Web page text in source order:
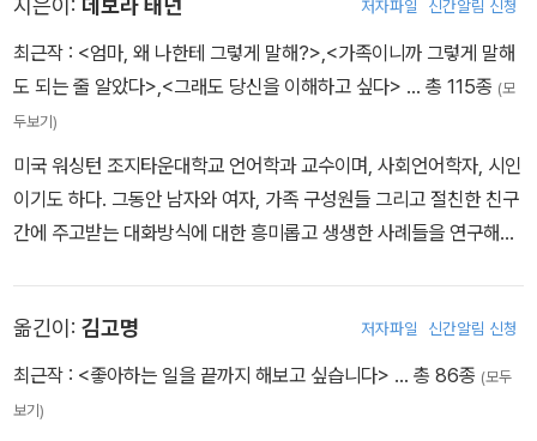
것도 마치 돋보기를 댄 것처럼 세세하게 말이다. 가족은 우리의 잘못
을 수도 없이 목격할 뿐만 아니라 그것을 지적할 자격이 있다고 생각
한다.
“싫은 소리 안 했어”라고 대꾸했을 때 아이린은 문자적 의미만 부르
짖고 있었다. 다시 말해 대화의 메시지 속으로 쏙 들어가서 메타메시
지를 피하고 있었다. 싸우긴 싫지만 의중은 전하고 싶을 때 누구나 그
이 정당화되진 않는다. 상대방이 그것을 ‘단순한 제안’이 아니라고 여
기는데도 계속 메시지만 운운하면 테이프를 반복해서 트는 것처럼 서
로 했던 말만 되풀이하게 될 우려가 있다.
지은이: 데보라 태넌 저자파일 신간알림 신청
최근작 : <엄마, 왜 나한테 그렇게 말해?>,<가족이니까 그렇게 말해
도 되는 줄 알았다>,<그래도 당신을 이해하고 싶다> … 총 115종 (모
두보기)
미국 워싱턴 조지타운대학교 언어학과 교수이며, 사회언어학자, 시인
이기도 하다. 그동안 남자와 여자, 가족 구성원들 그리고 절친한 친구
간에 주고받는 대화방식에 대한 흥미롭고 생생한 사례들을 연구해왔
족이니까 그렇게 말해도 되는 줄 알았다》 《그래도 당신을 이해하고
싶다》 《일터에서의 남vs여 대화의 법칙》 등이 있다. 특히 《가족이니
까 그렇게 말해도 되는 줄 알았다》는 ‘더 나은 삶을 위한 책’으로 선정
옮긴이: 김고명 저자파일 신간알림 신청
최근작 : <좋아하는 일을 끝까지 해보고 싶습니다> … 총 86종 (모두
보기)